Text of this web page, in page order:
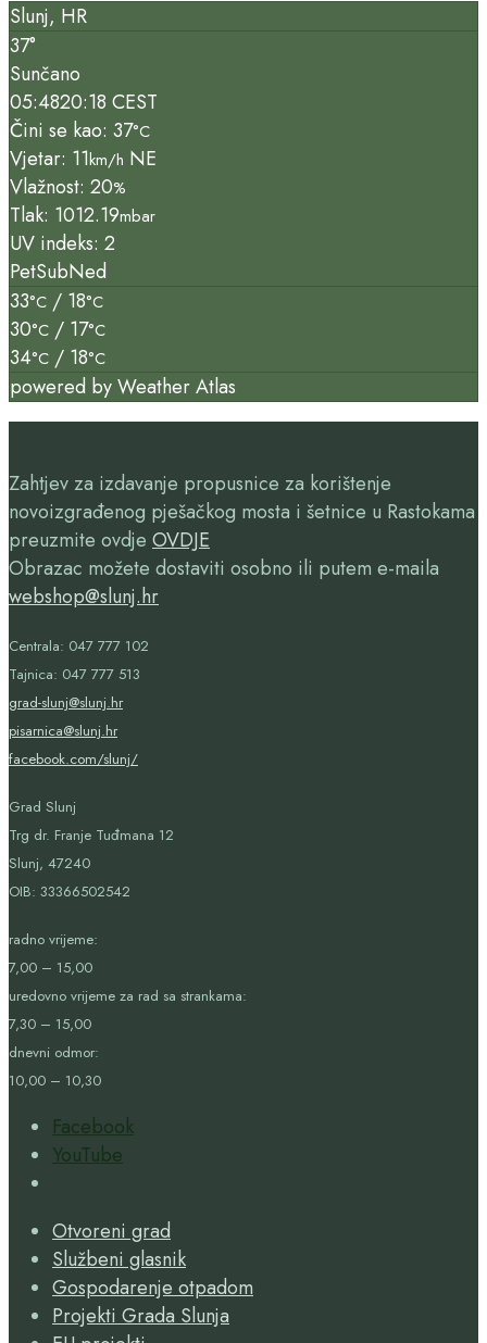
Slunj, HR
37°
Sunčano
05:4820:18 CEST
Čini se kao: 37°C
Vjetar: 11km/h NE
Vlažnost: 20%
Tlak: 1012.19mbar
UV indeks: 2
PetSubNed
33°C / 18°C
30°C / 17°C
34°C / 18°C
powered byWeather Atlas
Zahtjev za izdavanje propusnice za korištenje
novoizgrađenog pješačkog mosta i šetnice u Rastokama
preuzmite ovdje OVDJE
Obrazac možete dostaviti osobno ili putem e-maila
webshop@slunj.hr
Centrala: 047 777 102
Tajnica: 047 777 513
grad-slunj@slunj.hr
pisarnica@slunj.hr
facebook.com/slunj/
Grad Slunj
Trg dr. Franje Tuđmana 12
Slunj, 47240
OIB: 33366502542
radno vrijeme:
7,00 – 15,00
uredovno vrijeme za rad sa strankama:
7,30 – 15,00
dnevni odmor:
10,00 – 10,30
Facebook
YouTube
Window
Otvoreni grad
Službeni glasnik
Gospodarenje otpadom
Projekti Grada Slunja